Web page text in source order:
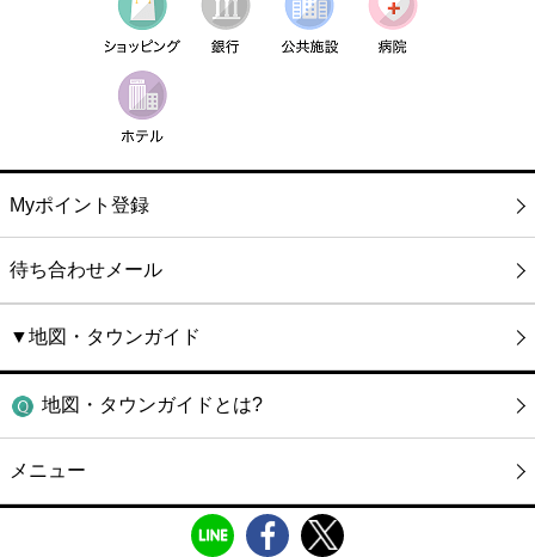
Myポイント登録
待ち合わせメール
▼地図・タウンガイド
地図・タウンガイドとは?
メニュー